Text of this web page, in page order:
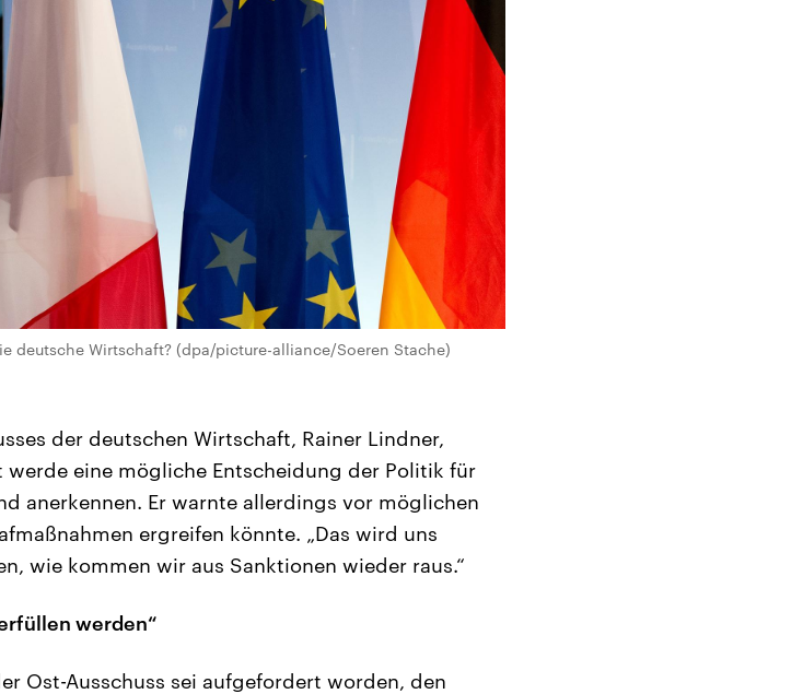
deutsche Wirtschaft? (dpa/picture-alliance/Soeren Stache)
der deutschen Wirtschaft, Rainer Lindner,
eine mögliche Entscheidung der Politik für
anerkennen. Er warnte allerdings vor möglichen
ergreifen könnte. „Das wird uns
wie kommen wir aus Sanktionen wieder raus.“
werden“
Ost-Ausschuss sei aufgefordert worden, den